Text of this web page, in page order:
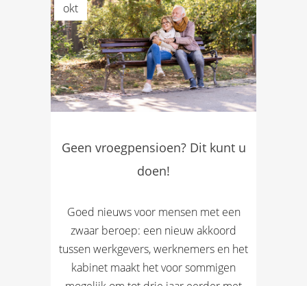
okt
Geen vroegpensioen? Dit kunt u
doen!
Goed nieuws voor mensen met een
zwaar beroep: een nieuw akkoord
tussen werkgevers, werknemers en het
kabinet maakt het voor sommigen